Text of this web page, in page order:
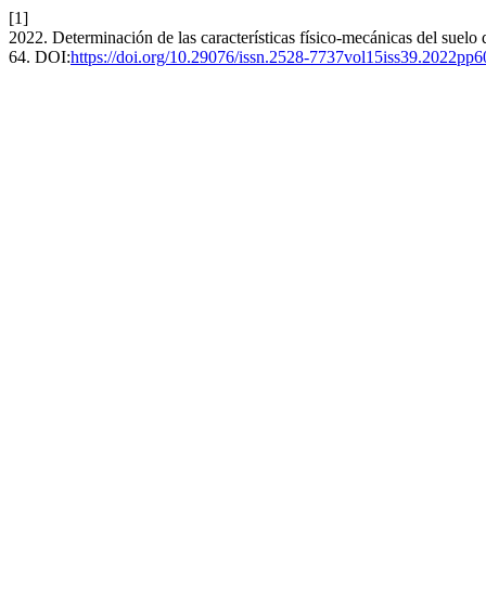
[1]
2022. Determinación de las características físico-mecánicas del
64. DOI:https://doi.org/10.29076/issn.2528-